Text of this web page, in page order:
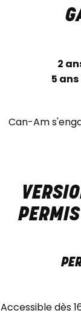
2
5
Can-Am
Accessible dès